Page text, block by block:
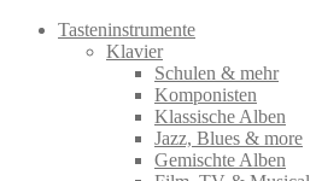
Tasteninstrumente
Klavier
Schulen & mehr
Komponisten
Klassische Alben
Jazz, Blues & more
Gemischte Alben